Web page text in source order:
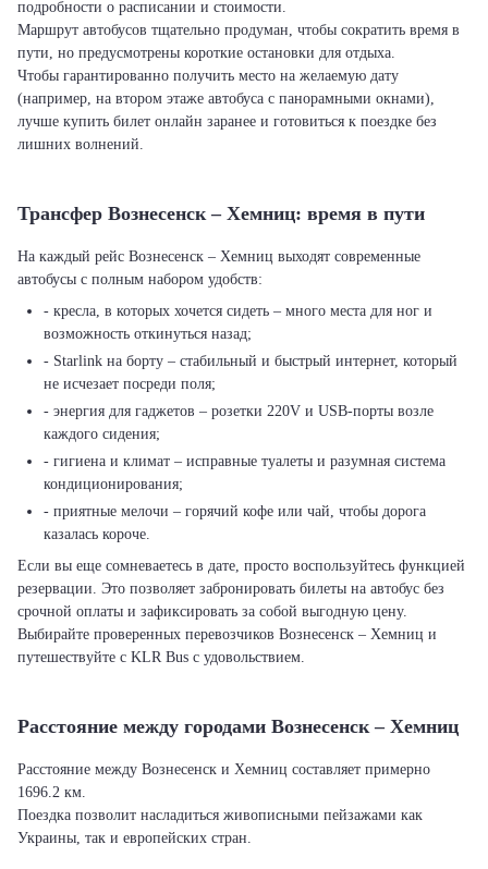
подробности о расписании и стоимости.
Маршрут автобусов тщательно продуман, чтобы сократить время в
пути, но предусмотрены короткие остановки для отдыха.
Чтобы гарантированно получить место на желаемую дату
(например, на втором этаже автобуса с панорамными окнами),
лучше купить билет онлайн заранее и готовиться к поездке без
лишних волнений.
Трансфер Вознесенск – Хемниц: время в пути
На каждый рейс Вознесенск – Хемниц выходят современные
автобусы с полным набором удобств:
- кресла, в которых хочется сидеть – много места для ног и
возможность откинуться назад;
- Starlink на борту – стабильный и быстрый интернет, который
не исчезает посреди поля;
- энергия для гаджетов – розетки 220V и USB-порты возле
каждого сидения;
- гигиена и климат – исправные туалеты и разумная система
кондиционирования;
- приятные мелочи – горячий кофе или чай, чтобы дорога
казалась короче.
Если вы еще сомневаетесь в дате, просто воспользуйтесь функцией
резервации. Это позволяет забронировать билеты на автобус без
срочной оплаты и зафиксировать за собой выгодную цену.
Выбирайте проверенных перевозчиков Вознесенск – Хемниц и
путешествуйте с KLR Bus с удовольствием.
Расстояние между городами Вознесенск – Хемниц
Расстояние между Вознесенск и Хемниц составляет примерно
1696.2 км.
Поездка позволит насладиться живописными пейзажами как
Украины, так и европейских стран.